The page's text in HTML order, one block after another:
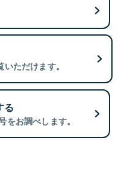
ただけます。
る
をお調べします。